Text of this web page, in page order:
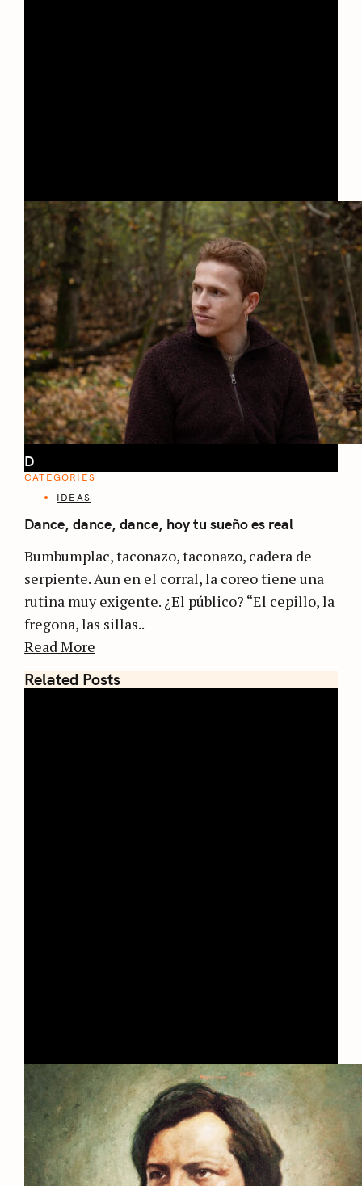
D
CATEGORIES
IDEAS
Dance, dance, dance, hoy tu sueño es real
Bumbumplac, taconazo, taconazo, cadera de
serpiente. Aun en el corral, la coreo tiene una
rutina muy exigente. ¿El público? “El cepillo, la
fregona, las sillas..
Read More
Related Posts